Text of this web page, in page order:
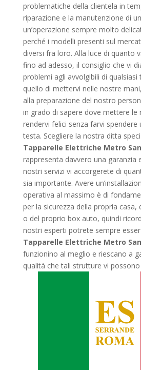
problematiche della clientela in
riparazione e la manutenzione di
un’operazione sempre molto
perché i modelli presenti sul
diversi fra loro. Alla luce di quanto
fino ad adesso, il consiglio che vi
problemi agli avvolgibili di
quello di mettervi nelle nostre
alla preparazione del nostro
in grado di sapere dove mettere le
rendervi felici senza farvi spendere
testa. Scegliere la nostra ditta
Tapparelle Elettriche Metro
rappresenta davvero una garanzia
nostri servizi vi accorgerete di
sia importante. Avere
operativa al massimo è di
per la sicurezza della propria casa,
o del proprio box auto, quindi
nostri esperti potrete sempre
Tapparelle Elettriche Metro
funzionino al meglio e riescano a
qualità che tali strutture vi possono